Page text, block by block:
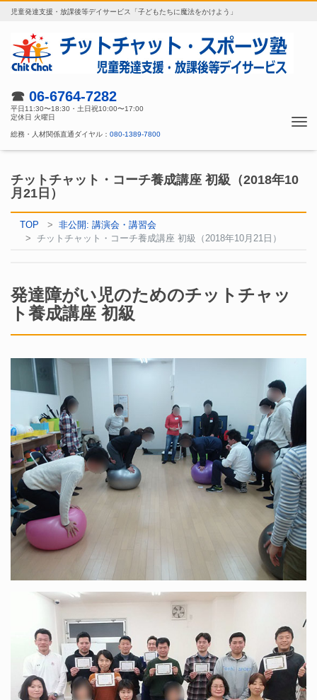
児童発達支援・放課後等デイサービス「子どもたちに魔法をかけよう」
☎ 06-6764-7282
平日11:30〜18:30・土日祝10:00〜17:00
定休日 火曜日
総務・人材関係直通ダイヤル： 080-1389-7800
チットチャット・コーチ養成講座 初級（2018年10
月21日）
TOP
非公開: 講演会・講習会
チットチャット・コーチ養成講座 初級（2018年10月21日）
発達障がい児のためのチットチャッ
ト養成講座 初級